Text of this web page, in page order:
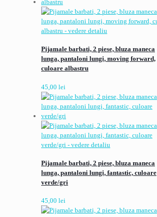
Pijamale barbati, 2 piese, bluza maneca
lunga, pantaloni lungi, moving forward,
culoare albastru
45,00 lei
Pijamale barbati, 2 piese, bluza maneca
lunga, pantaloni lungi, fantastic, culoare
verde/gri
45,00 lei